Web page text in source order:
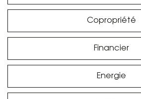
Copropriété
Financier
Energie